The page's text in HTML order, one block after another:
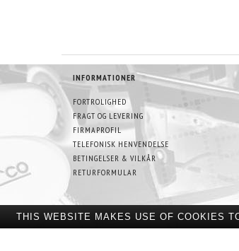
INFORMATIONER
FORTROLIGHED
FRAGT OG LEVERING
FIRMAPROFIL
TELEFONISK HENVENDELSE
BETINGELSER & VILKÅR
RETURFORMULAR
THIS WEBSITE MAKES USE OF COOKIES